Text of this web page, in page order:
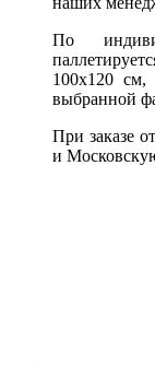
По
100х120 см,
выбранной
При заказе
и